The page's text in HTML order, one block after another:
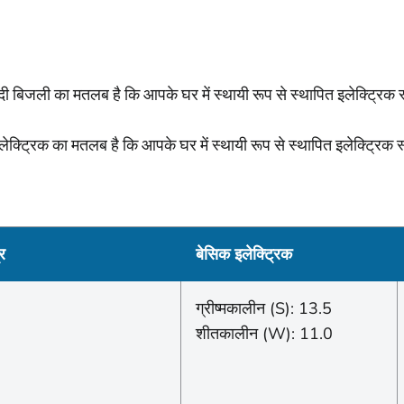
बिजली का मतलब है कि आपके घर में स्थायी रूप से स्थापित इलेक्ट्रिक
का मतलब है कि आपके घर में स्थायी रूप से स्थापित इलेक्ट्रिक
बेसिक इलेक्ट्रिक
ग्रीष्मकालीन (S): 13.5
शीतकालीन (W): 11.0